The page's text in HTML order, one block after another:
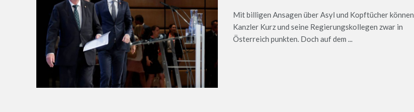
Mit billigen Ansagen über Asyl und Kopftücher können
Kanzler Kurz und seine Regierungskollegen zwar in
Österreich punkten. Doch auf dem ...